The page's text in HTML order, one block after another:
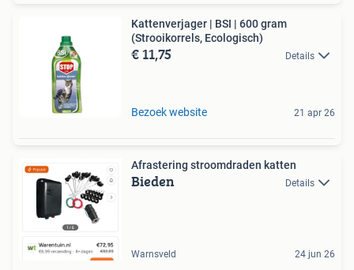
Kattenverjager | BSI | 600 gram
(Strooikorrels, Ecologisch)
€ 11,75 Details
Bezoek website 21 apr 26
Afrastering stroomdraden katten
Bieden Details
Warnsveld 24 jun 26